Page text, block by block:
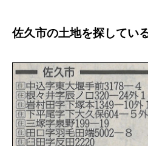
佐久市の土地を探してい